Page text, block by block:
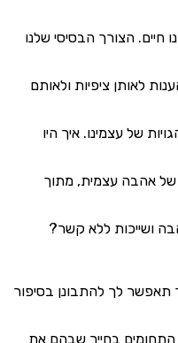
הצורך הבסיסי שלנו
לאותן ציפיות ולאותם
של עצמינו. איך היו
של אהבה עצמית, מתוך
?שלנו ומתוך אמונה כי אנחנו ראויים לאהבה ושייכות ללא קשר
לך להתבונן בסיפור
בחייך שבהם את